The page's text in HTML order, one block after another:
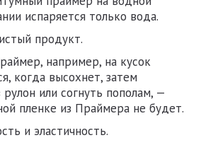
испаряется только вода.
продукт.
например, на кусок
когда высохнет, затем
или согнуть пополам, —
пленке из Праймера не будет.
и эластичность.